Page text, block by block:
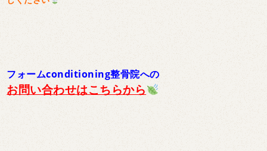
フォームconditioning整骨院への
お問い合わせはこちらから